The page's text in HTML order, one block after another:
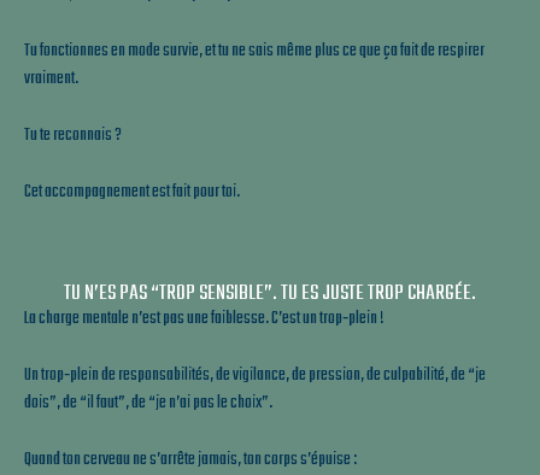
Tu fonctionnes en mode survie, et tu ne sais même plus ce que ça fait de respirer
vraiment.
Tu te reconnais ?
Cet accompagnement est fait pour toi.
TU N’ES PAS “TROP SENSIBLE”. TU ES JUSTE TROP CHARGÉE.
La charge mentale n’est pas une faiblesse.C’est un trop‑plein !
Un trop‑plein de responsabilités, de vigilance, de pression, de culpabilité, de “je
dois”, de “il faut”, de “je n’ai pas le choix”.
Quand ton cerveau ne s’arrête jamais, ton corps s’épuise :